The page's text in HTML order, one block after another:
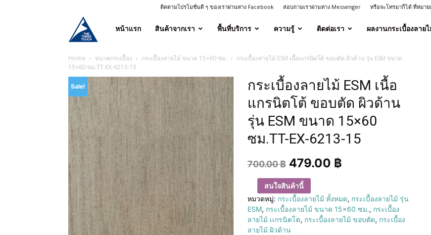
ติดตามโปรโมชั่นดี ๆ ของเราผ่านทาง Facebook สอบถามเราผ่านทาง Messenger หรือจะโทรมาก็ได้ ที่หมาย
ศูนย์
จำหน่าย
กระเบื้อง
ลายไม้
คุณภาพ
ราคา
ถูก
หน้าแรก สินค้าจากเรา พื้นที่บริการ ความรู้ ติดต่อเรา ผลงานกระเบื้องลาย
Home ขนาดกระเบื้อง กระเบื้องลายไม้ ขนาด 15×60 ซม.
กระเบื้องลายไม้ ESM เนื้อแกรนิตโต้ ขอบตัด ผิวด้าน รุ่น ESM ขนาด
15×60 ซม.TT-EX-6213-15
Sale!
กระเบื้องลายไม้ ESM เนื้อ
แกรนิตโต้ ขอบตัด ผิวด้าน
รุ่น ESM ขนาด 15×60
ซม.TT-EX-6213-15
700.00฿ 479.00 ฿
สนใจสินค้านี้
หมวดหมู่: กระเบื้องลายไม้ ทั้งหมด, กระเบื้องลายไม้ รุ่น
ESM, กระเบื้องลายไม้ ขนาด 15×60 ซม., กระเบื้อง
ลายไม้ เเกรนิตโต, กระเบื้องลายไม้ ขอบตัด, กระเบื้อง
ลายไม้ ผิวด้าน